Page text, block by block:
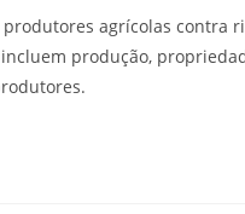
agrícolas contra
produção,